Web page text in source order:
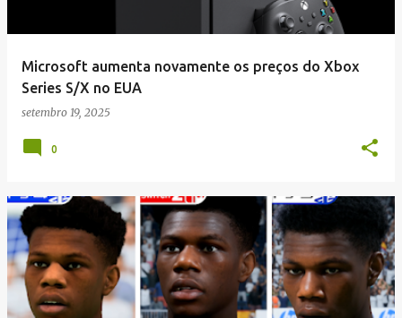
Microsoft aumenta novamente os preços do Xbox
Series S/X no EUA
setembro 19, 2025
0